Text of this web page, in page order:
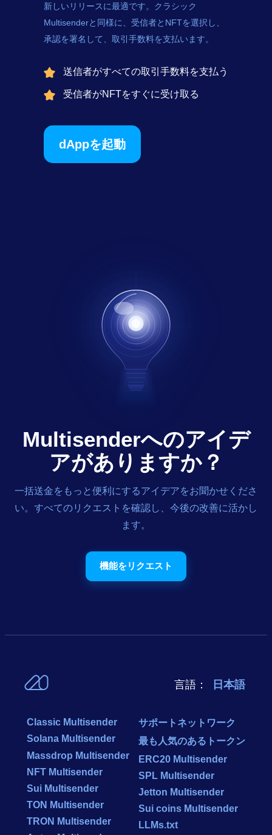
新しいリリースに最適です。クラシック
Multisenderと同様に、受信者とNFTを選択し、
承認を署名して、取引手数料を支払います。
送信者がすべての取引手数料を支払う
受信者がNFTをすぐに受け取る
dAppを起動
Multisenderへのアイデ
アがありますか？
一括送金をもっと便利にするアイデアをお聞かせくださ
い。すべてのリクエストを確認し、今後の改善に活かし
ます。
機能をリクエスト
言語： 日本語
Classic Multisender
Solana Multisender
Massdrop Multisender
NFT Multisender
Sui Multisender
TON Multisender
TRON Multisender
サポートネットワーク
最も人気のあるトークン
ERC20 Multisender
SPL Multisender
Jetton Multisender
Sui coins Multisender
LLMs.txt